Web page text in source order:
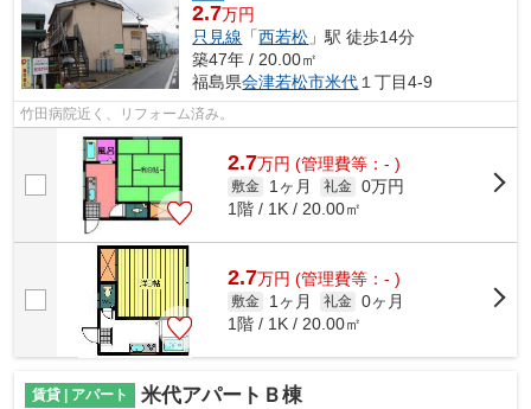
2.7万円
只見線 「西若松 」駅 徒歩14分
築47年 / 20.00㎡
福島県会津若松市米代１丁目4-9
竹田病院近く、リフォーム済み。
2.7万円 (管理費等：- )
敷金 1ヶ月 礼金 0万円
1階 / 1K / 20.00㎡
2.7万円 (管理費等：- )
敷金 1ヶ月 礼金 0ヶ月
1階 / 1K / 20.00㎡
賃貸 | アパート 米代アパートＢ棟